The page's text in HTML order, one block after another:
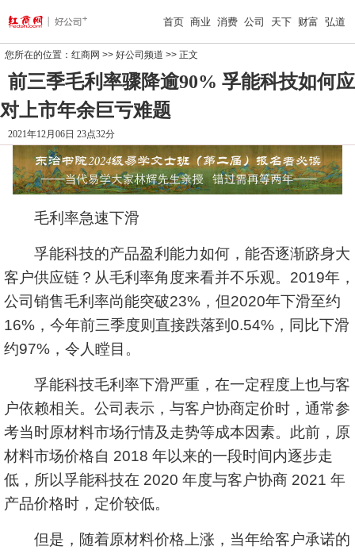
首页 商业 消费 公司 天下 财富 弘道
您所在的位置： 红商网 >> 好公司频道 >> 正文
前三季毛利率骤降逾90% 孚能科技如何应
对上市年余巨亏难题
2021年12月06日 23点32分
毛利率急速下滑
孚能科技的产品盈利能力如何，能否逐渐跻身大
客户供应链？从毛利率角度来看并不乐观。2019年，
公司销售毛利率尚能突破23%，但2020年下滑至约
16%，今年前三季度则直接跌落到0.54%，同比下滑
约97%，令人瞠目。
孚能科技毛利率下滑严重，在一定程度上也与客
户依赖相关。公司表示，与客户协商定价时，通常参
考当时原材料市场行情及走势等成本因素。此前，原
材料市场价格自 2018 年以来的一段时间内逐步走
低，所以孚能科技在 2020 年度与客户协商 2021 年
产品价格时，定价较低。
但是，随着原材料价格上涨，当年给客户承诺的